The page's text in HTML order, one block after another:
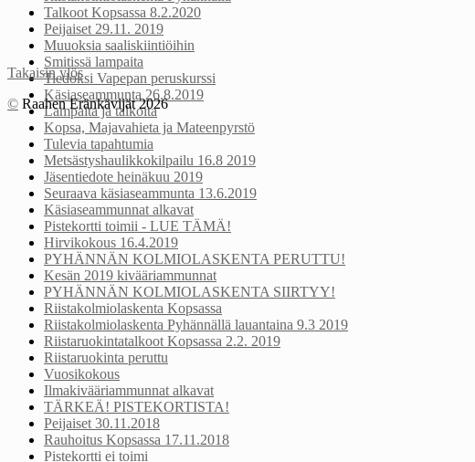
Talkoot Kopsassa 8.2.2020
Peijaiset 29.11. 2019
Muuoksia saaliskiintiöihin
Smitissä lampaita
Tiedoksi Vapepan peruskurssi
Käsiaseammunta 26.8.2019
Lampaita ja talkoita
Kopsa, Majavahieta ja Mateenpyrstö
Tulevia tapahtumia
Metsästyshaulikkokilpailu 16.8 2019
Jäsentiedote heinäkuu 2019
Seuraava käsiaseammunta 13.6.2019
Käsiaseammunnat alkavat
Pistekortti toimii - LUE TÄMÄ!
Hirvikokous 16.4.2019
PYHÄNNÄN KOLMIOLASKENTA PERUTTU!
Kesän 2019 kivääriammunnat
PYHÄNNÄN KOLMIOLASKENTA SIIRTYY!
Riistakolmiolaskenta Kopsassa
Riistakolmiolaskenta Pyhännällä lauantaina 9.3 2019
Riistaruokintatalkoot Kopsassa 2.2. 2019
Riistaruokinta peruttu
Vuosikokous
Ilmakivääriammunnat alkavat
TÄRKEÄ! PISTEKORTISTA!
Peijaiset 30.11.2018
Rauhoitus Kopsassa 17.11.2018
Pistekortti ei toimi
Takaisin ylös
© Raahen Eränkävijät 2026